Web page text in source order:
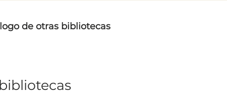
de otras bibliotecas